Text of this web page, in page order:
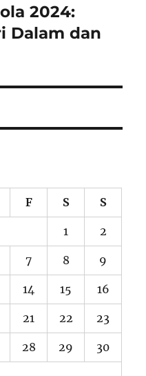
2024:
Dalam dan
F S S
1 2
7 8 9
14 15 16
21 22 23
28 29 30